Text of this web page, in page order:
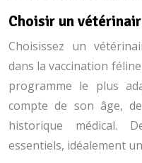
Choisir un
Choisissez un
dans la vaccination
programme le plus
compte de son âge,
historique médical.
essentiels, idéalement